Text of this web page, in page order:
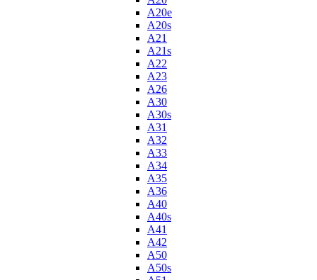
A20e
A20s
A21
A21s
A22
A23
A26
A30
A30s
A31
A32
A33
A34
A35
A36
A40
A40s
A41
A42
A50
A50s